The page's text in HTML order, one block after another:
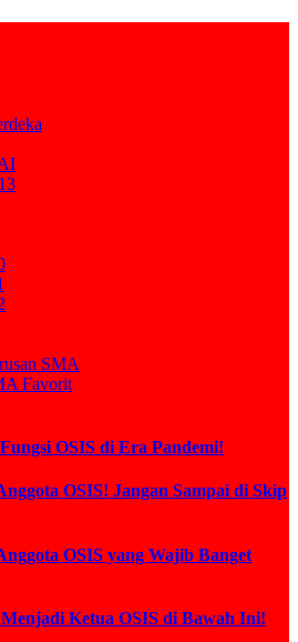
SMA
Favorit
OSIS di Era Pandemi!
OSIS! Jangan Sampai di Skip
OSIS yang Wajib Banget
Ketua OSIS di Bawah Ini!